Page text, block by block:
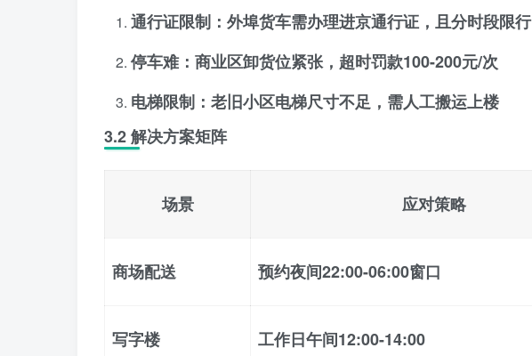
通行证限制 ：外埠货车需办理进京通行证，且分时段限行
停车难：商业区卸货位紧张，超时罚款100-200元/次
电梯限制 ：老旧小区电梯尺寸不足，需人工搬运上楼
3.2 解决方案矩阵
场景 应对策略
商场配送 预约夜间22:00-06:00窗口
写字楼 工作日午间12:00-14:00